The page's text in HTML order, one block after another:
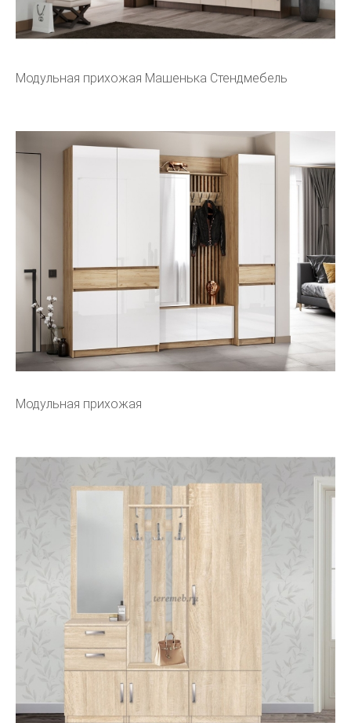
Модульная прихожая Машенька Стендмебель
Модульная прихожая